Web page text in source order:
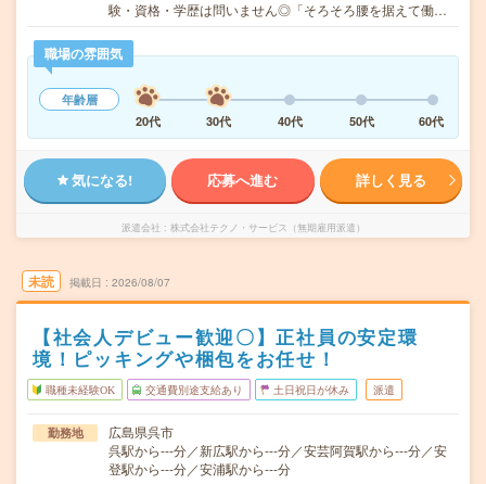
験・資格・学歴は問いません◎「そろそろ腰を据えて働…
職場の雰囲気
年齢層
20代
30代 40代 50代 60代
気になる! 応募へ進む 詳しく見る
派遣会社 株式会社テクノ・サービス（無期雇用派遣）
未読 掲載日 2026/08/07
【社会人デビュー歓迎〇】正社員の安定環
境！ピッキングや梱包をお任せ！
職種未経験OK 交通費別途支給あり 土日祝日が休み 派遣
勤務地
広島県呉市
呉駅から---分／新広駅から---分／安芸阿賀駅から---分／安
登駅から---分／安浦駅から---分